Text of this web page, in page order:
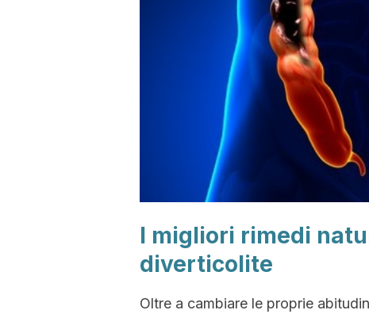
I migliori rimedi
diverticolite
Oltre a cambiare le proprie